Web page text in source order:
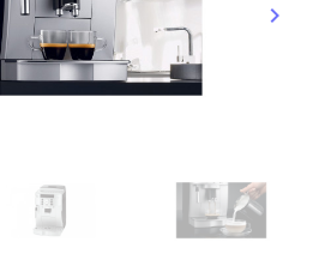
keyboard_arrow_right